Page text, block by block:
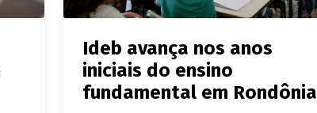
Ideb avança nos anos
iniciais do ensino
fundamental em Rondônia